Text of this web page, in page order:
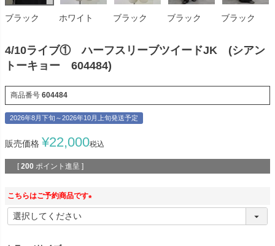
ブラック ホワイト ブラック ブラック ブラック
4/10ライブ① ハーフスリーブツイードJK (シアン
トーキョー 604484)
商品番号 604484
2026年8月下旬～2026年10月上旬発送予定
販売価格 ¥22,000税込
[ 200 ポイント進呈 ]
こちらはご予約商品です
必